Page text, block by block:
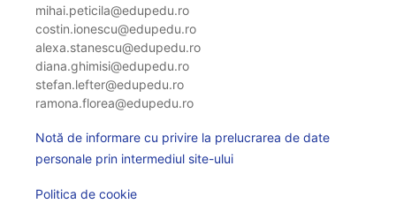
mihai.peticila@edupedu.ro
costin.ionescu@edupedu.ro
alexa.stanescu@edupedu.ro
diana.ghimisi@edupedu.ro
stefan.lefter@edupedu.ro
ramona.florea@edupedu.ro
Notă de informare cu privire la prelucrarea de date
personale prin intermediul site-ului
Politica de cookie